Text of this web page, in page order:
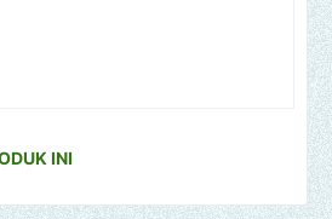
INI